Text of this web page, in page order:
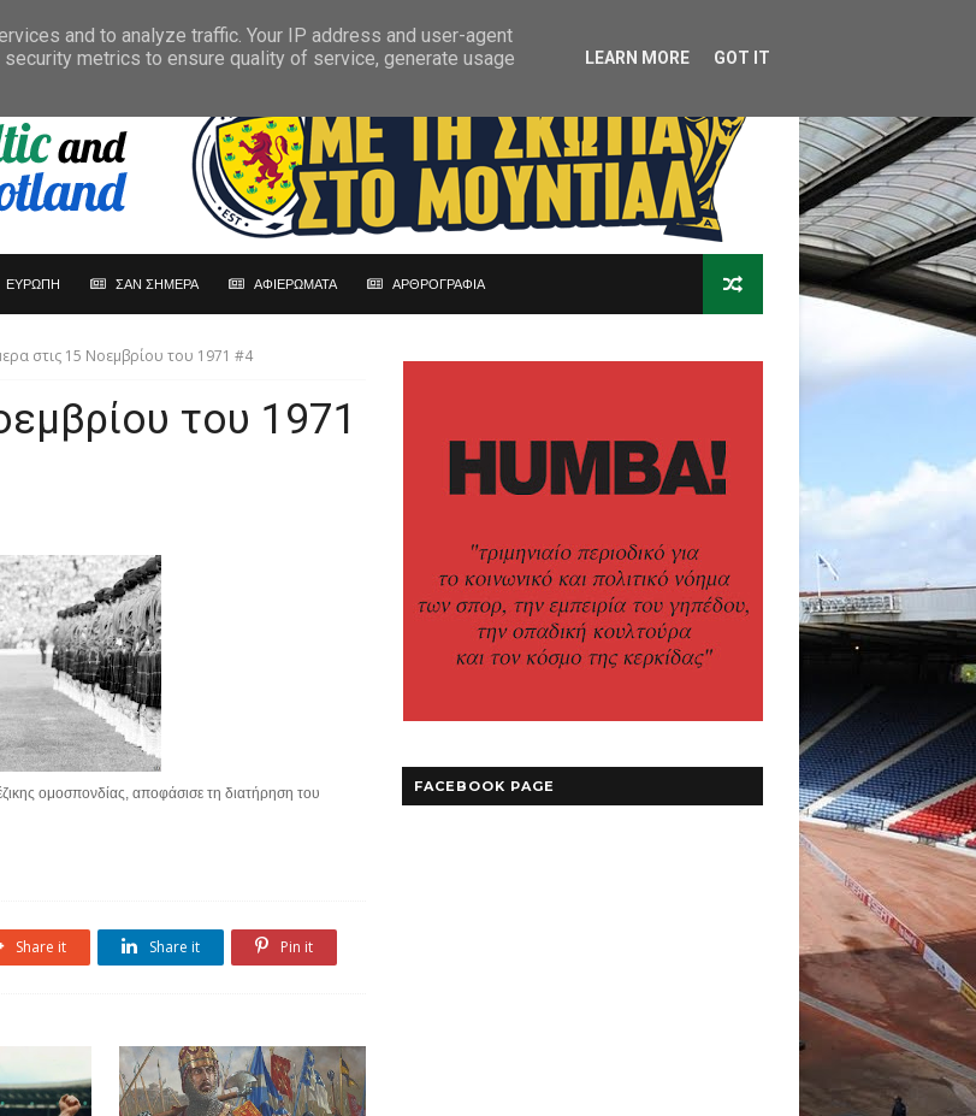
ΕΥΡΩΠΗ ΣΑΝ ΣΗΜΕΡΑ ΑΦΙΕΡΩΜΑΤΑ ΑΡΘΡΟΓΡΑΦΙΑ
στις 15 Νοεμβρίου του 1971 #4
του 1971
ομοσπονδίας, αποφάσισε τη διατήρηση του
Share it Share it Pin it
FACEBOOK PAGE
and to analyze traffic. Your IP address and user-agent
metrics to ensure quality of service, generate usage
LEARN MORE GOT IT